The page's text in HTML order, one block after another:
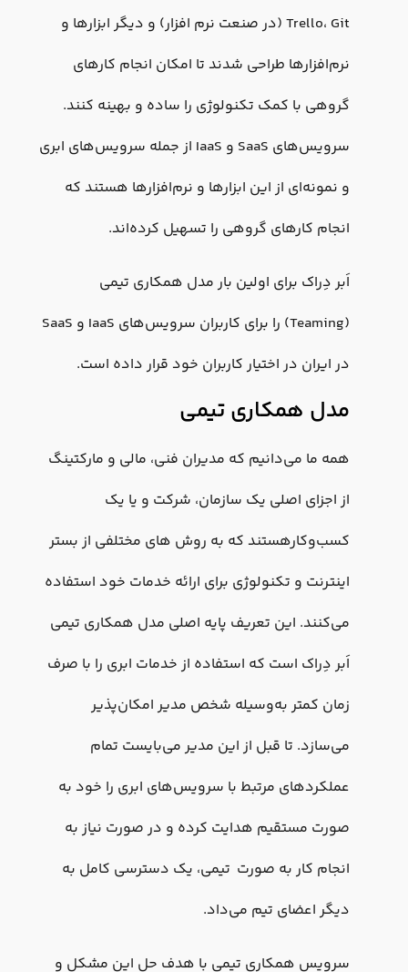
Trello، Git (در صنعت نرم افزار) و دیگر ابزارها و
نرم‌افزارها طراحی شدند تا امکان انجام کارهای
گروهی با کمک تکنولوژی را ساده و بهینه کنند.
سرویس‌های SaaS و IaaS از جمله سرویس‌های ابری
و نمونه‌ای از این ابزارها و نرم‌افزارها هستند که
انجام کارهای گروهی را تسهیل کرده‌اند.
اَبر دِراک برای اولین بار مدل همکاری تیمی
(Teaming) را برای کاربران سرویس‌های IaaS و SaaS
در ایران در اختیار کاربران خود قرار داده است.
مدل همکاری تیمی
همه ما می‌دانیم که مدیران فنی، مالی و مارکتینگ
از اجزای اصلی یک سازمان، شرکت و یا یک
کسب‌وکارهستند که به روش های مختلفی از بستر
اینترنت و تکنولوژی برای ارائه خدمات خود استفاده
می‌کنند. این تعریف پایه اصلی مدل همکاری تیمی
اَبر دِراک است که استفاده از خدمات ابری را با صرف
زمان‌ کمتر به‌وسیله شخص مدیر امکان‌پذیر
می‌سازد. تا قبل از این مدیر می‌بایست تمام
عملکردهای مرتبط با سرویس‌های ابری را خود به
صورت مستقیم هدایت کرده و در صورت نیاز به
انجام کار به صورت تیمی، یک دسترسی کامل به
دیگر اعضای تیم می‌داد.
سرویس همکاری تیمی با هدف حل این مشکل و